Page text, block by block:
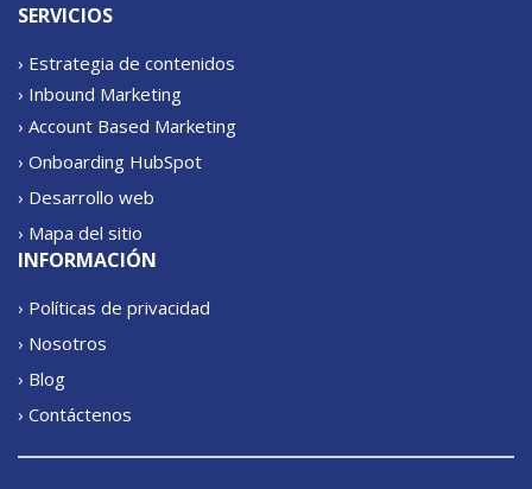
SERVICIOS
› Estrategia de contenidos
› Inbound Marketing
› Account Based Marketing
› Onboarding HubSpot
› Desarrollo web
› Mapa del sitio
INFORMACIÓN
› Políticas de privacidad
› Nosotros
› Blog
› Contáctenos